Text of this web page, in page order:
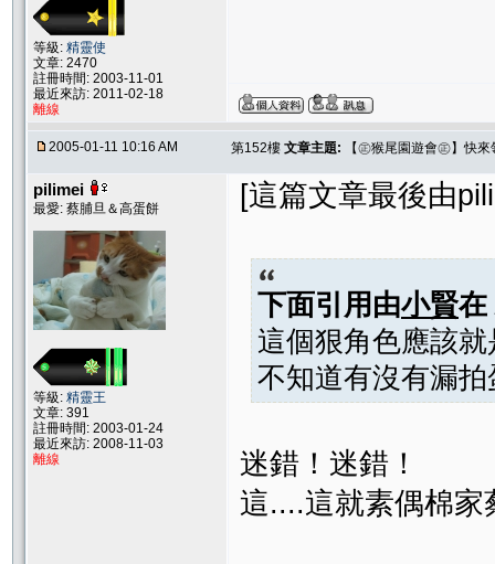
等級: 精靈使
文章: 2470
註冊時間: 2003-11-01
最近來訪: 2011-02-18
離線
2005-01-11 10:16 AM 第152樓 文章主題: 【㊣猴尾園遊會㊣】快
pilimei
最愛: 蔡脯旦＆高蛋餅
等級: 精靈王
文章: 391
註冊時間: 2003-01-24
最近來訪: 2008-11-03
離線
[這篇文章最後由
下面引用由小賢在
這個狠角色應該
不知道有沒有漏拍
迷錯！迷錯！
這....這就素偶棉家